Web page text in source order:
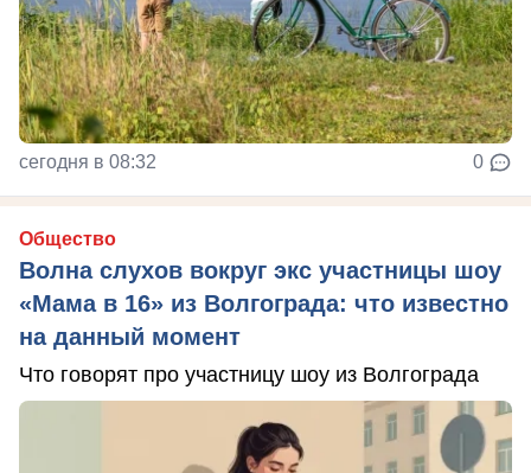
сегодня в 08:32 0
Общество
Волна слухов вокруг экс участницы шоу
«Мама в 16» из Волгограда: что известно
на данный момент
Что говорят про участницу шоу из Волгограда